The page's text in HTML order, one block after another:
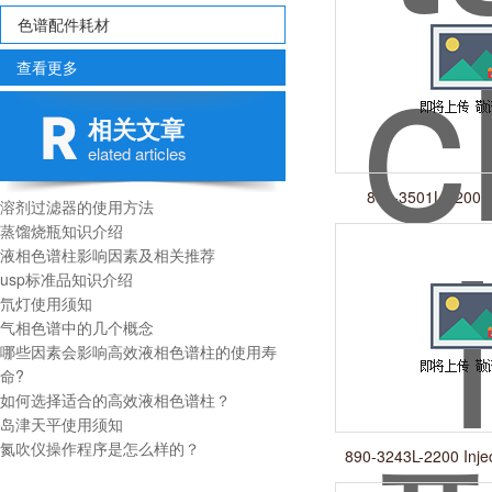
色谱配件耗材
查看更多
相关文章
elated articles
溶剂过滤器的使用方法
蒸馏烧瓶知识介绍
液相色谱柱影响因素及相关推荐
usp标准品知识介绍
氘灯使用须知
气相色谱中的几个概念
哪些因素会影响高效液相色谱柱的使用寿
命?
如何选择适合的高效液相色谱柱？
岛津天平使用须知
氮吹仪操作程序是怎么样的？
890-3501L-2200
890-3243L-2200